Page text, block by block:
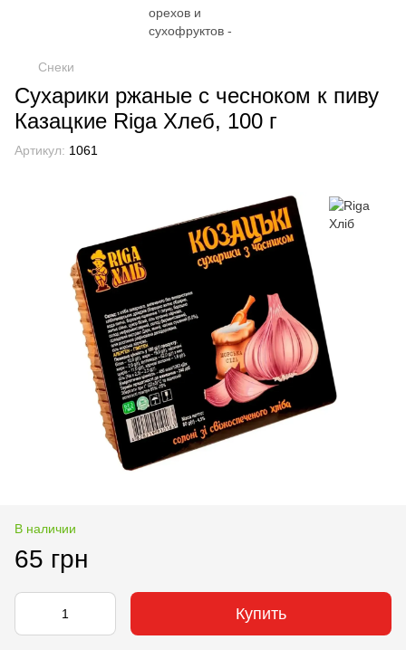
Снеки
Сухарики ржаные с чесноком к пиву
Казацкие Riga Хлеб, 100 г
Артикул: 1061
В наличии
65 грн
Купить